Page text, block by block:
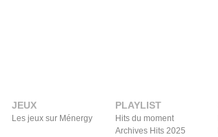
JEUX
Les jeux sur Ménergy
PLAYLIST
Hits du moment
Archives Hits 2025